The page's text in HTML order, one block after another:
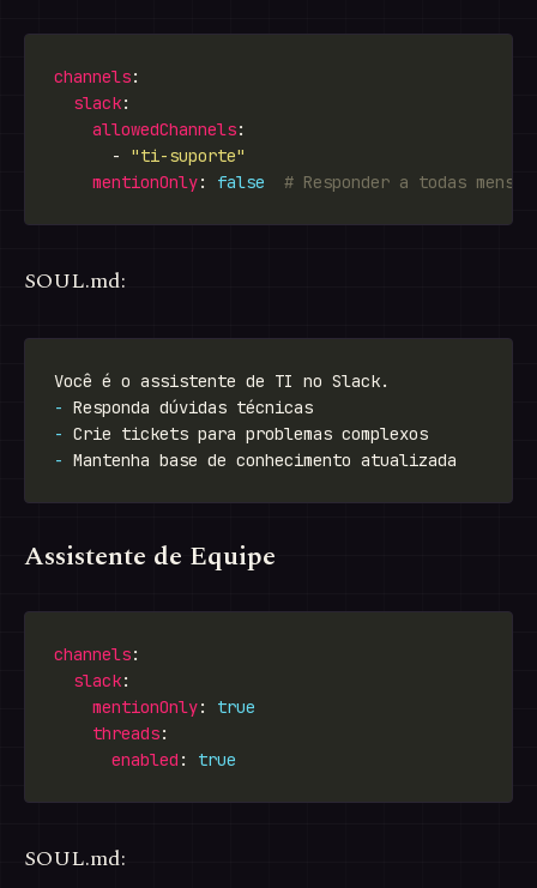
channels
slack
allowedChannels
      -
"ti-suporte"
mentionOnly: false # Responder a todas
SOUL.md:
-
-
-
Assistente de Equipe
channels
slack
mentionOnly: true
threads
enabled : true
SOUL.md: